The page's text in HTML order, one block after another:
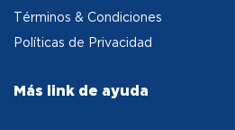
Términos & Condiciones
Políticas de Privacidad
Más link de ayuda